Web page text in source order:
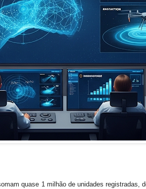
quase 1 milhão de unidades registradas,